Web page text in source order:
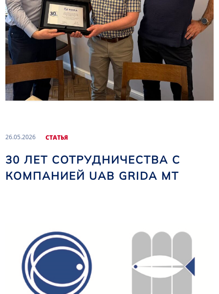
26.05.2026 CТАТЬЯ
30 ЛЕТ СОТРУДНИЧЕСТВА С
КОМПАНИЕЙ UAB GRIDA MT